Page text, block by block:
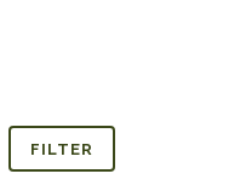
FILTER